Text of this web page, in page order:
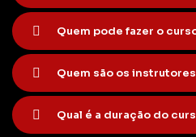
Quem pode fazer o
Quem são os
Qual é a duração do